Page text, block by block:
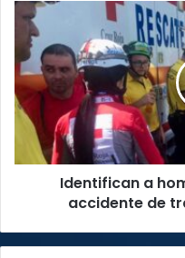
Identifican
hombre
fallecido
en
fatal
accidente
tránsito
Identifican a
accidente de